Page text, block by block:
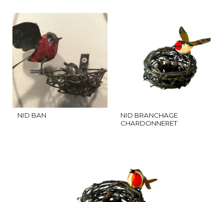
NID BAN
NID BRANCHAGE
CHARDONNERET